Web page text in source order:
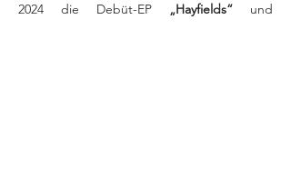
2024 die Debüt-EP „Hayfields“ und